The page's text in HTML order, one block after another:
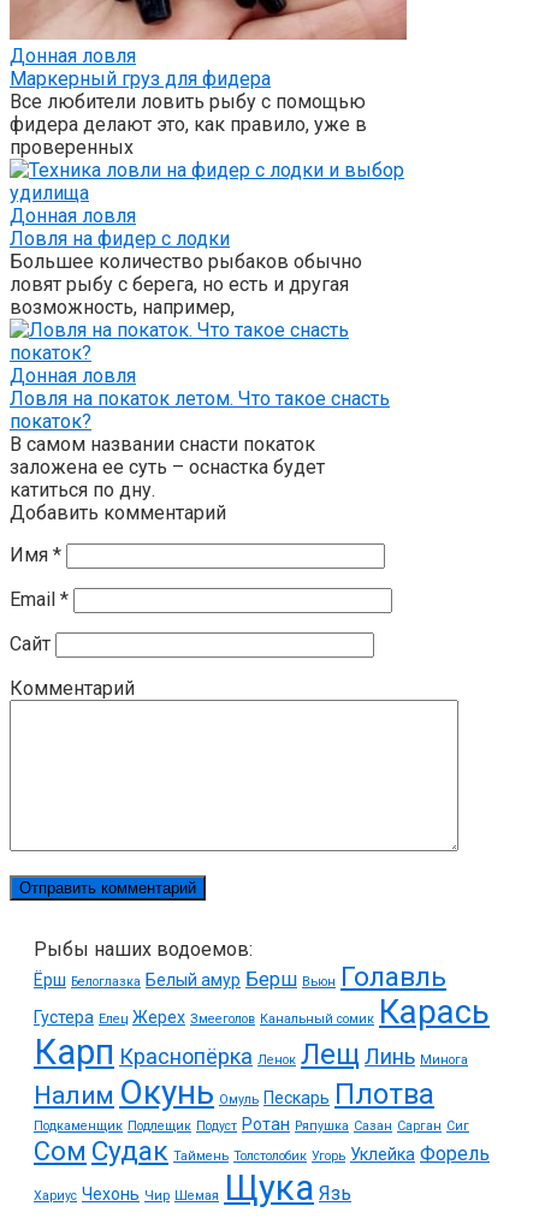
Донная ловля
Маркерный груз для фидера
Все любители ловить рыбу с помощью
фидера делают это, как правило, уже в
проверенных
Донная ловля
Ловля на фидер с лодки
Большее количество рыбаков обычно
ловят рыбу с берега, но есть и другая
возможность, например,
Донная ловля
Ловля на покаток летом. Что такое снасть
покаток?
В самом названии снасти покаток
заложена ее суть – оснастка будет
катиться по дну.
Добавить комментарий
Имя *
Email *
Сайт
Комментарий
Рыбы наших водоемов:
Ёрш Белоглазка Белый амур Берш Вьюн Голавль
Густера Елец Жерех Змееголов Канальный сомик Карась
Карп Краснопёрка Ленок ЛещЛинь Минога
Налим Окунь Омуль Пескарь Плотва
Подкаменщик Подлещик Подуст Ротан Ряпушка Сазан Сарган Сиг
Сом Судак Таймень Толстолобик Угорь Уклейка Форель
Хариус Чехонь Чир Шемая Щука Язь